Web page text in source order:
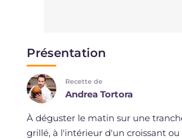
Présentation
Recette de
Andrea Tortora
À déguster le matin sur une
grillé, à l'intérieur d'un croissant